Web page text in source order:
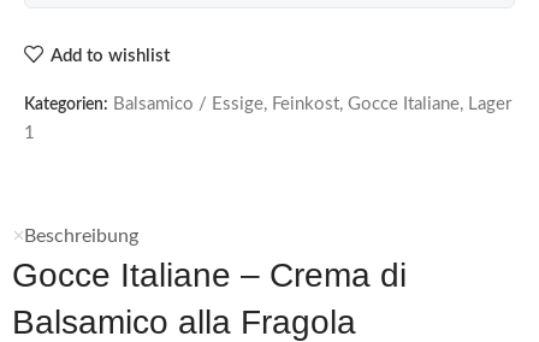
Add to wishlist
Kategorien: Balsamico / Essige, Feinkost, Gocce Italiane, Lager
1
Beschreibung
Gocce Italiane – Crema di
Balsamico alla Fragola